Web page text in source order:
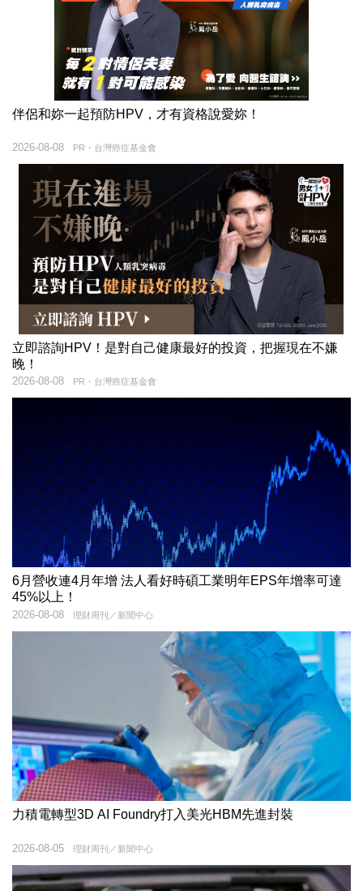
伴侶和妳一起預防HPV，才有資格說愛妳！
PR・台灣癌症基金會
2026-08-08
立即諮詢HPV！是對自己健康最好的投資，把握現在不嫌
晚！
PR・台灣癌症基金會
2026-08-08
6月營收連4月年增 法人看好時碩工業明年EPS年增率可達
45%以上！
理財周刊／新聞中心
2026-08-08
力積電轉型3D AI Foundry打入美光HBM先進封裝
理財周刊／新聞中心
2026-08-05